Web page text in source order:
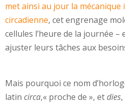
met ainsi au jour la
circadienne, cet engrenage
cellules l’heure de la journée
ajuster leurs tâches aux
Mais pourquoi ce nom
latin circa,« proche de », etdies